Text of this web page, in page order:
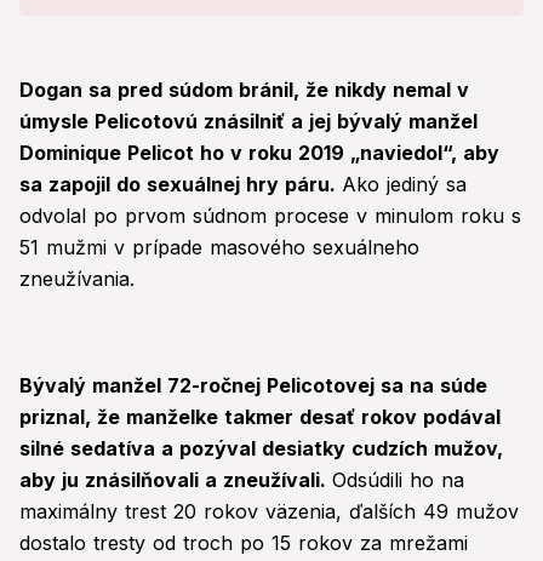
Dogan sa pred súdom bránil, že nikdy nemal v
úmysle Pelicotovú znásilniť a jej bývalý manžel
Dominique Pelicot ho v roku 2019 „naviedol“, aby
sa zapojil do sexuálnej hry páru. Ako jediný sa
odvolal po prvom súdnom procese v minulom roku s
51 mužmi v prípade masového sexuálneho
zneužívania.
Bývalý manžel 72-ročnej Pelicotovej sa na súde
priznal, že manželke takmer desať rokov podával
silné sedatíva a pozýval desiatky cudzích mužov,
aby ju znásilňovali a zneužívali. Odsúdili ho na
maximálny trest 20 rokov väzenia, ďalších 49 mužov
dostalo tresty od troch po 15 rokov za mrežami